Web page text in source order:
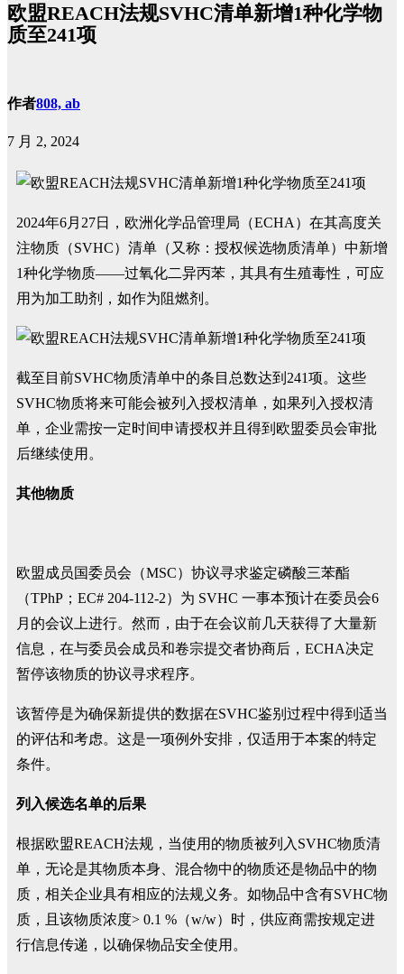
欧盟REACH法规SVHC清单新增1种化学物
质至241项
作者808, ab
7 月 2, 2024
2024年6月27日，欧洲化学品管理局（ECHA）在其高度关
注物质（SVHC）清单（又称：授权候选物质清单）中新增
1种化学物质——过氧化二异丙苯，其具有生殖毒性，可应
用为加工助剂，如作为阻燃剂。
截至目前SVHC物质清单中的条目总数达到241项。这些
SVHC物质将来可能会被列入授权清单，如果列入授权清
单，企业需按一定时间申请授权并且得到欧盟委员会审批
后继续使用。
其他物质
欧盟成员国委员会（MSC）协议寻求鉴定磷酸三苯酯
（TPhP；EC# 204-112-2）为 SVHC 一事本预计在委员会6
月的会议上进行。然而，由于在会议前几天获得了大量新
信息，在与委员会成员和卷宗提交者协商后，ECHA决定
暂停该物质的协议寻求程序。
该暂停是为确保新提供的数据在SVHC鉴别过程中得到适当
的评估和考虑。这是一项例外安排，仅适用于本案的特定
条件。
列入候选名单的后果
根据欧盟REACH法规，当使用的物质被列入SVHC物质清
单，无论是其物质本身、混合物中的物质还是物品中的物
质，相关企业具有相应的法规义务。如物品中含有SVHC物
质，且该物质浓度> 0.1 %（w/w）时，供应商需按规定进
行信息传递，以确保物品安全使用。